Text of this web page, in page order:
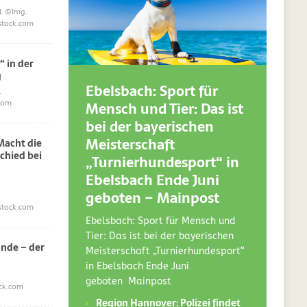
©Img.
in der
die
bei
– der
Ebelsbach: Sport für
Mensch und Tier: Das ist
bei der bayerischen
Meisterschaft
„Turnierhundesport“ in
Ebelsbach Ende Juni
geboten – Mainpost
Ebelsbach: Sport für Mensch und
Tier: Das ist bei der bayerischen
Meisterschaft „Turnierhundesport“
in Ebelsbach Ende Juni
geboten Mainpost
Region Hannover: Polizei findet